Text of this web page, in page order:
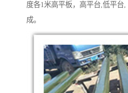
度各1米高平板，高平台,低平台
成。